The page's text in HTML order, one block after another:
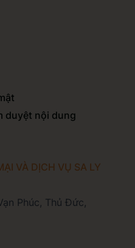
duyệt nội dung
VÀ DỊCH VỤ SA LY
Phúc, Thủ Đức,